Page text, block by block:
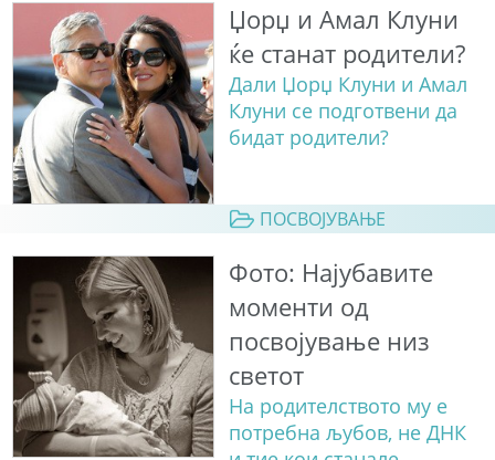
Џорџ и Амал Клуни
ќе станат родители?
Дали Џорџ Клуни и Амал
Клуни се подготвени да
бидат родители?
ПОСВОЈУВАЊЕ
Фото: Најубавите
моменти од
посвојување низ
светот
На родителството му е
потребна љубов, не ДНК